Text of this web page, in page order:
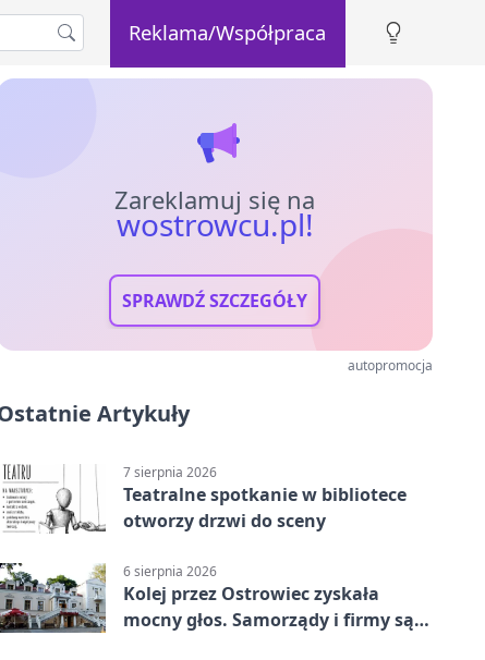
Reklama/Współpraca
Zareklamuj się na
wostrowcu.pl!
SPRAWDŹ SZCZEGÓŁY
autopromocja
Artykuły
7 sierpnia 2026
Teatralne spotkanie w bibliotece
otworzy drzwi do sceny
6 sierpnia 2026
Kolej przez Ostrowiec zyskała
mocny głos. Samorządy i firmy są